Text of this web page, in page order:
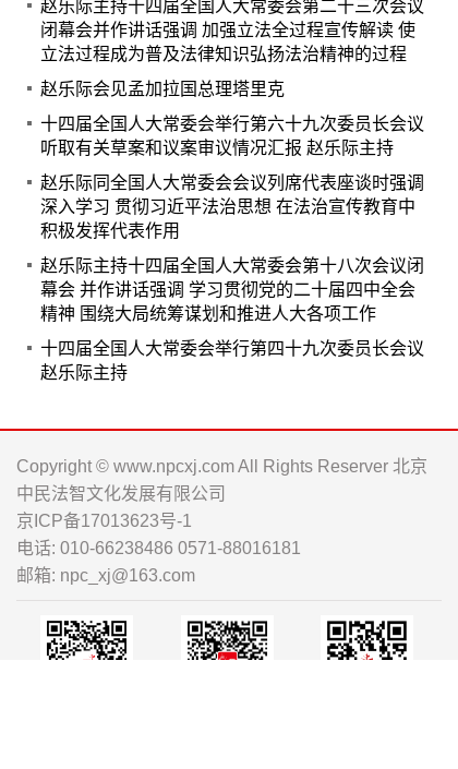
赵乐际主持十四届全国人大常委会第二十三次会议
闭幕会并作讲话强调 加强立法全过程宣传解读 使
立法过程成为普及法律知识弘扬法治精神的过程
赵乐际会见孟加拉国总理塔里克
十四届全国人大常委会举行第六十九次委员长会议
听取有关草案和议案审议情况汇报 赵乐际主持
赵乐际同全国人大常委会会议列席代表座谈时强调
深入学习 贯彻习近平法治思想 在法治宣传教育中
积极发挥代表作用
赵乐际主持十四届全国人大常委会第十八次会议闭
幕会 并作讲话强调 学习贯彻党的二十届四中全会
精神 围绕大局统筹谋划和推进人大各项工作
十四届全国人大常委会举行第四十九次委员长会议
赵乐际主持
Copyright © www.npcxj.com All Rights Reserver 北京
中民法智文化发展有限公司
京ICP备17013623号-1
电话: 010-66238486 0571-88016181
邮箱: npc_xj@163.com